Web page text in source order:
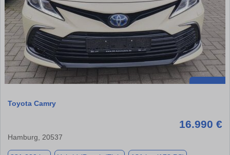
Toyota Camry
16.990 €
Hamburg, 20537